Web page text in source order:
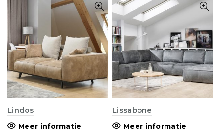
Lindos
Meer informatie
Lissabone
Meer informatie